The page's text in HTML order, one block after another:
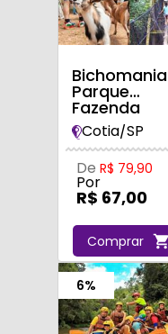
Bichomania
Parque
Fazenda
Cotia/SP
De R$ 79,90
Por
R$ 67,00
Comprar
6%